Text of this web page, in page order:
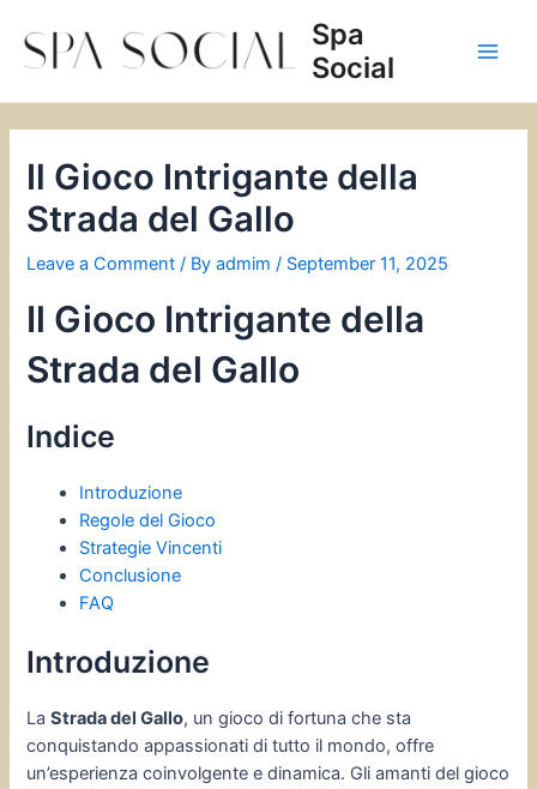
content
Spa
Social
Il Gioco Intrigante della
Strada del Gallo
Leave a Comment / Byadmim / September 11, 2025
Il Gioco Intrigante della
Strada del Gallo
Indice
Introduzione
Regole del Gioco
Strategie Vincenti
Conclusione
FAQ
Introduzione
LaStrada del Gallo, un gioco di fortuna che sta
conquistando appassionati di tutto il mondo, offre
un’esperienza coinvolgente e dinamica. Gli amanti del gioco